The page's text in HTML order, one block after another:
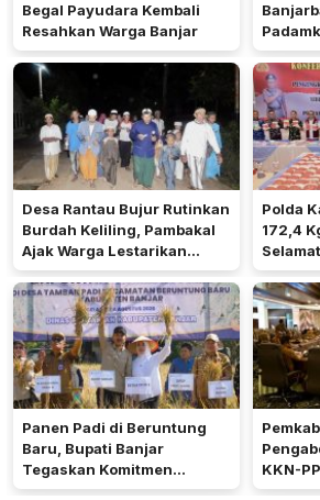
Begal Payudara Kembali
Resahkan Warga Banjar
Lahan
Desa Rantau Bujur Rutinkan
Burdah Keliling, Pambakal
Ajak Warga Lestarikan
Tradisi Keagamaan
Polda
172,4
dan
4,3
Panen Padi di Beruntung
Baru, Bupati Banjar
Tegaskan Komitmen
Dukung Ketahanan Pangan
KKN-